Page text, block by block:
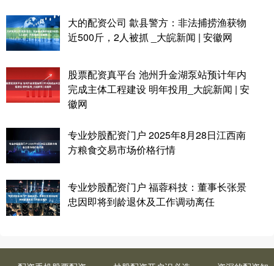
大的配资公司 歙县警方：非法捕捞渔获物
近500斤，2人被抓 _大皖新闻 | 安徽网
股票配资真平台 池州升金湖泵站预计年内
完成主体工程建设 明年投用_大皖新闻 | 安
徽网
专业炒股配资门户 2025年8月28日江西南
方粮食交易市场价格行情
专业炒股配资门户 福蓉科技：董事长张景
忠因即将到龄退休及工作调动离任